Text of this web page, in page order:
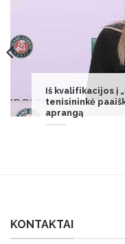
„Kaip bomba
vilniečiai ne
KONTAKTAI